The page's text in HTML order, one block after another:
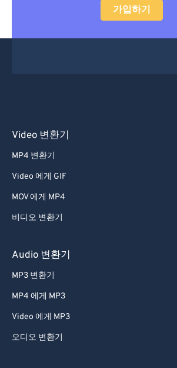
가입하기
Video 변환기
MP4 변환기
Video 에게 GIF
MOV 에게 MP4
비디오 변환기
Audio 변환기
MP3 변환기
MP4 에게 MP3
Video 에게 MP3
오디오 변환기